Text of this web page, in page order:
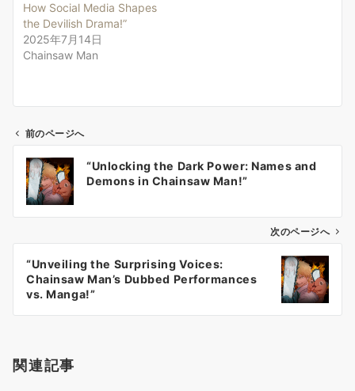
How Social Media Shapes
the Devilish Drama!”
2025年7月14日
Chainsaw Man
ビ
ン
前のページへ
“Unlocking the Dark Power: Names and
Demons in Chainsaw Man!”
次のページへ
“Unveiling the Surprising Voices:
Chainsaw Man’s Dubbed Performances
vs. Manga!”
関連記事